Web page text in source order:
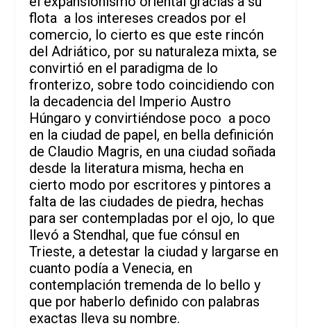
flota a los intereses creados por el
comercio, lo cierto es que este rincón
del Adriático, por su naturaleza mixta, se
convirtió en el paradigma de lo
fronterizo, sobre todo coincidiendo con
la decadencia del Imperio Austro
Húngaro y convirtiéndose poco a poco
en la ciudad de papel, en bella definición
de Claudio Magris, en una ciudad soñada
desde la literatura misma, hecha en
cierto modo por escritores y pintores a
falta de las ciudades de piedra, hechas
para ser contempladas por el ojo, lo que
llevó a Stendhal, que fue cónsul en
Trieste, a detestar la ciudad y largarse en
cuanto podía a Venecia, en
contemplación tremenda de lo bello y
que por haberlo definido con palabras
exactas lleva su nombre.